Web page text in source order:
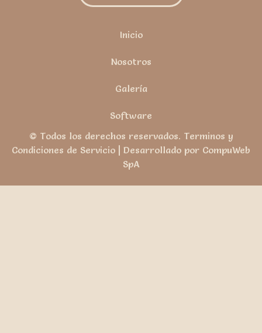
Inicio
Nosotros
Galería
Software
© Todos los derechos reservados. Terminos y
Condiciones de Servicio | Desarrollado por CompuWeb
SpA